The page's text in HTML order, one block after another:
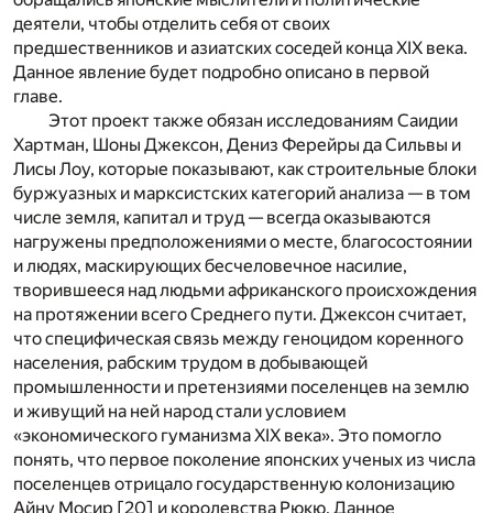
деятели, чтобы отделить себя от своих
предшественников и азиатских соседей конца XIX века.
Данное явление будет подробно описано в первой
главе.
Этот проект также обязан исследованиям Саидии
Хартман, Шоны Джексон, Дениз Ферейры да Сильвы и
Лиcы Лоу, которые показывают, как строительные блоки
буржуазных и марксистских категорий анализа — в том
числе земля, капитал и труд — всегда оказываются
нагружены предположениями о месте, благосостоянии
и людях, маскирующих бесчеловечное насилие,
творившееся над людьми африканского происхождения
на протяжении всего Среднего пути. Джексон считает,
что специфическая связь между геноцидом коренного
населения, рабским трудом в добывающей
промышленности и претензиями поселенцев на землю
и живущий на ней народ стали условием
«экономического гуманизма XIX века». Это помогло
понять, что первое поколение японских ученых из числа
поселенцев отрицало государственную колонизацию
Айну Мосир [20] и королевства Рюкю. Данное